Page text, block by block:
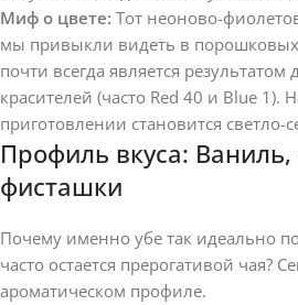
Миф о цвете: Тот неоново-
мы привыкли видеть в порошковых
почти всегда является
красителей (часто Red 40 и Blue 1).
приготовлении становится светло-
Профиль вкуса:
фисташки
Почему именно убе так идеально
часто остается прерогативой чая?
ароматическом профиле.